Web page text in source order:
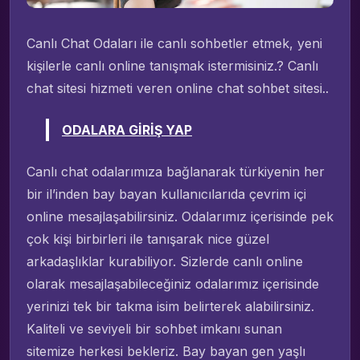
Canlı Chat Odaları ile canlı sohbetler etmek, yeni
kişilerle canlı online tanışmak istermisiniz.? Canlı
chat sitesi hizmeti veren online chat sohbet sitesi..
ODALARA GİRİŞ YAP
Canlı chat odalarımıza bağlanarak türkiyenin her
bir il’inden bay bayan kullanıcılarıda çevrim içi
online mesajlaşabilirsiniz. Odalarımız içerisinde pek
çok kişi birbirleri ile tanışarak nice güzel
arkadaşlıklar kurabiliyor. Sizlerde canlı online
olarak mesajlaşabileceğiniz odalarımız içerisinde
yerinizi tek bir takma isim belirterek alabilirsiniz.
Kaliteli ve seviyeli bir sohbet imkanı sunan
sitemize herkesi bekleriz. Bay bayan gen yaşlı